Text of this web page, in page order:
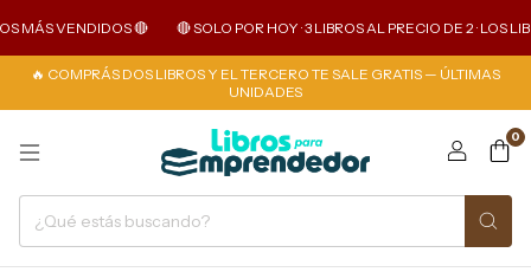
VENDIDOS 🔴 🔴 SOLO POR HOY · 3 LIBROS AL PRECIO DE 2 · LOS
🔥 COMPRÁS DOS LIBROS Y EL TERCERO TE SALE GRATIS — ÚLTIMAS
UNIDADES
0